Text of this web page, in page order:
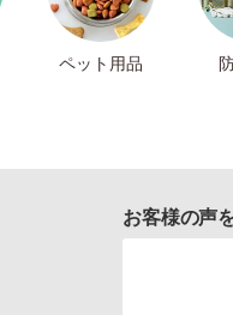
ペット用品
お客様の声